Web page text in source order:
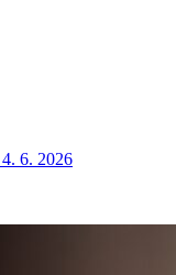
6. 2026